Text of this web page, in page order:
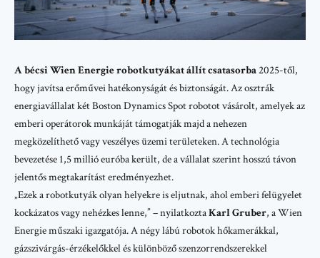
A bécsi Wien Energie robotkutyákat állít csatasorba2025-től,
hogy javítsa erőművei hatékonyságát és biztonságát. Az osztrák
energiavállalat kétBoston Dynamics Spotrobotot vásárolt, amelyek az
emberi operátorok munkáját támogatják majd a nehezen
megközelíthető vagy veszélyes üzemi területeken. A technológia
bevezetése 1,5 millió euróba került, de a vállalat szerint hosszú távon
jelentős megtakarítást eredményezhet.
„Ezek a robotkutyák olyan helyekre is eljutnak, ahol emberi felügyelet
kockázatos vagy nehézkes lenne,” – nyilatkoztaKarl Gruber, a Wien
Energie műszaki igazgatója. A négy lábú robotok hőkamerákkal,
gázszivárgás-érzékelőkkel és különböző szenzorrendszerekkel